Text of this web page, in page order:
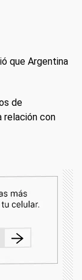
que Argentina
de
relación con